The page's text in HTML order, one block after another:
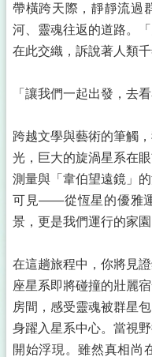
帶橫跨天際，靜靜流過
河、靈魂往返的道路。
在此交織，訴說著人類
「讓我們一起出發，去
跨越文學與藝術的筆觸
光，巨大的旋渦星系在
測量與「韋伯望遠鏡」
可見——從恆星的優雅
景，更是我們運行的家園
在這趟旅程中，你將見
座星系即將碰撞的壯麗
房間，感受靈魂被群星
身躍入星系中心。當視
開始浮現。雖然真相尚